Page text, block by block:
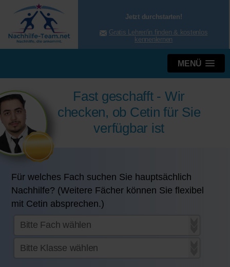
Jetzt durchstarten!
Gratis Lehrer/in finden & kostenlos
kennenlernen
MENÜ
Fast geschafft - Wir
checken, ob Cetin für Sie
verfügbar ist
Für welches Fach suchen Sie hauptsächlich
Nachhilfe? (Weitere Fächer können Sie flexibel
mit Cetin absprechen.)